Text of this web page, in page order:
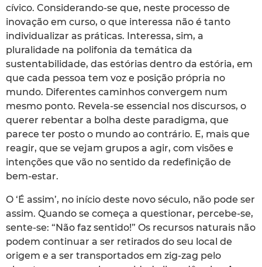
cívico. Considerando-se que, neste processo de
inovação em curso, o que interessa não é tanto
individualizar as práticas. Interessa, sim, a
pluralidade na polifonia da temática da
sustentabilidade, das estórias dentro da estória, em
que cada pessoa tem voz e posição própria no
mundo. Diferentes caminhos convergem num
mesmo ponto. Revela-se essencial nos discursos, o
querer rebentar a bolha deste paradigma, que
parece ter posto o mundo ao contrário. E, mais que
reagir, que se vejam grupos a agir, com visões e
intenções que vão no sentido da redefinição de
bem-estar.
O ‘É assim’, no início deste novo século, não pode ser
assim. Quando se começa a questionar, percebe-se,
sente-se: “Não faz sentido!” Os recursos naturais não
podem continuar a ser retirados do seu local de
origem e a ser transportados em zig-zag pelo